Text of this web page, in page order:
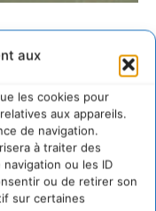
aux
les cookies pour
aux appareils.
de navigation.
à traiter des
ou les ID
ou de retirer son
sur certaines
COMMENTAIRE